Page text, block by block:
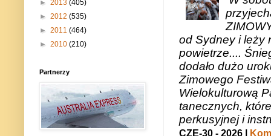
od Sydney i leży
powietrze....
dodało dużo
Zimowego
Wielokulturową
tanecznych,
perkusyjnej i
CZE-30 - 2026 |
► 2013 (405)
► 2012 (535)
► 2011 (464)
► 2010 (210)
Partnerzy